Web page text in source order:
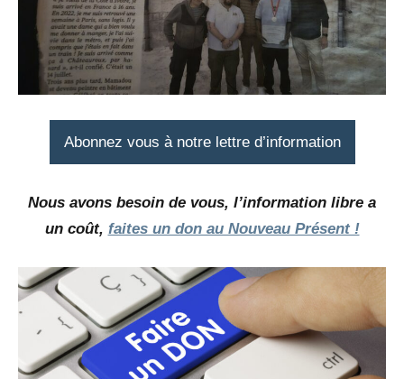
Abonnez vous à notre lettre d’information
Nous avons besoin de vous, l’information libre a
un coût, faites un don au Nouveau Présent !